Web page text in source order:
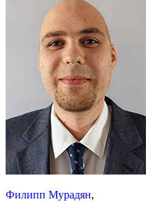
Филипп Мурадян,